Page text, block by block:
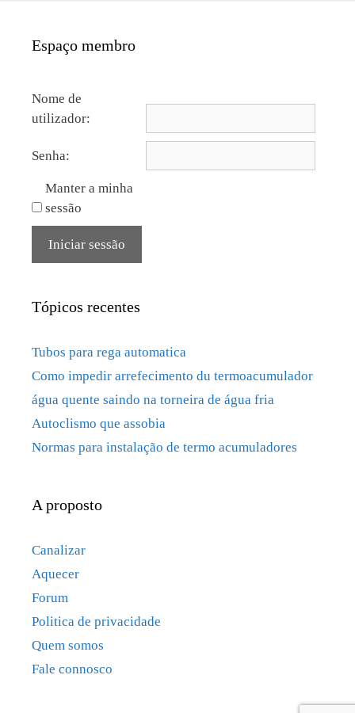
Espaço membro
Nome de
utilizador:
Senha:
Manter a minha
sessão
Iniciar sessão
Tópicos recentes
Tubos para rega automatica
Como impedir arrefecimento du termoacumulador
água quente saindo na torneira de água fria
Autoclismo que assobia
Normas para instalação de termo acumuladores
A proposto
Canalizar
Aquecer
Forum
Politica de privacidade
Quem somos
Fale connosco